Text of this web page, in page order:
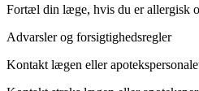
Fortæl din læge, hvis du er allergisk
Advarsler og forsigtighedsregler
Kontakt lægen eller